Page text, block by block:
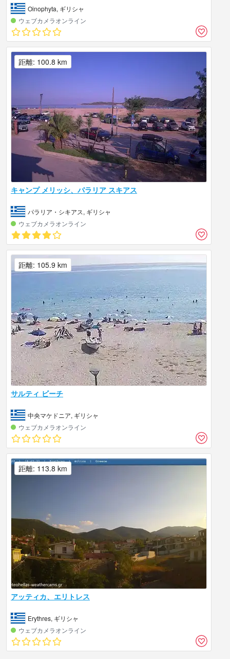
Oinophyta, ギリシャ
ウェブカメラオンライン
キャンプ メリッシ、パラリア スキアス
パラリア・シキアス, ギリシャ
ウェブカメラオンライン
距離: 100.8 km
サルティ ビーチ
中央マケドニア, ギリシャ
ウェブカメラオンライン
距離: 105.9 km
アッティカ、エリトレス
Erythres, ギリシャ
ウェブカメラオンライン
距離: 113.8 km